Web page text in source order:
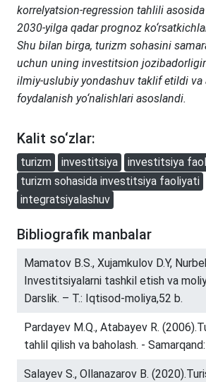
korrelyatsion-regression tahlili
2030-yilga qadar prognoz
Shu bilan birga, turizm sohasini
uchun uning investitsion
ilmiy-uslubiy yondashuv taklif etildi va
foydalanish yo‘nalishlari asoslandi.
Kalit so‘zlar:
turizm investitsiya
investitsiya
turizm sohasida investitsiya faoliyati
integratsiyalashuv
Bibliografik manbalar
Mamatov B.S., Xujamkulov D.Y,
Investitsiyalarni tashkil etish va
Darslik. – T.: Iqtisod-moliya,52 b.
Pardayev M.Q., Atabayev R.
tahlil qilish va baholash. -
Salayev S., Ollanazarov B.